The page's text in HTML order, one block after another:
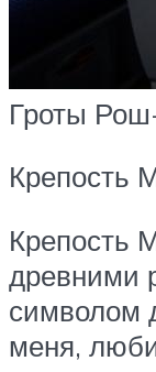
Гроты
Крепость
Крепость
древними
символом
меня,